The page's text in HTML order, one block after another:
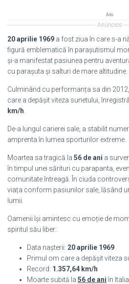
Ads
Anúncios
20 aprilie 1969 a fost ziua în care s-a
figură emblematică în parașutismul
și-a manifestat pasiunea pentru
cu parașuta și salturi de mare altitudine.
Culminând cu performanța sa din
care a depășit viteza sunetului,
km/h
De-a lungul carierei sale, a stabilit
amprenta în lumea sporturilor extreme.
Moartea sa tragică la 56 de ani a
în timpul unei sărituri cu parapanta,
comunitate întreagă. În ciuda
viața conform pasiunilor sale, lăsând
lumii.
Oamenii își amintesc cu emoție de
spiritul său liber:
Data nașterii: 20 aprilie 1969
Primul om care a depășit viteza
Record: 1.357,64 km/h
Moarte subită la 56 de ani în Italia